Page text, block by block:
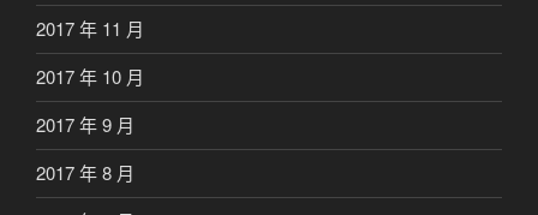
2017 年 11 月
2017 年 10 月
2017 年 9 月
2017 年 8 月